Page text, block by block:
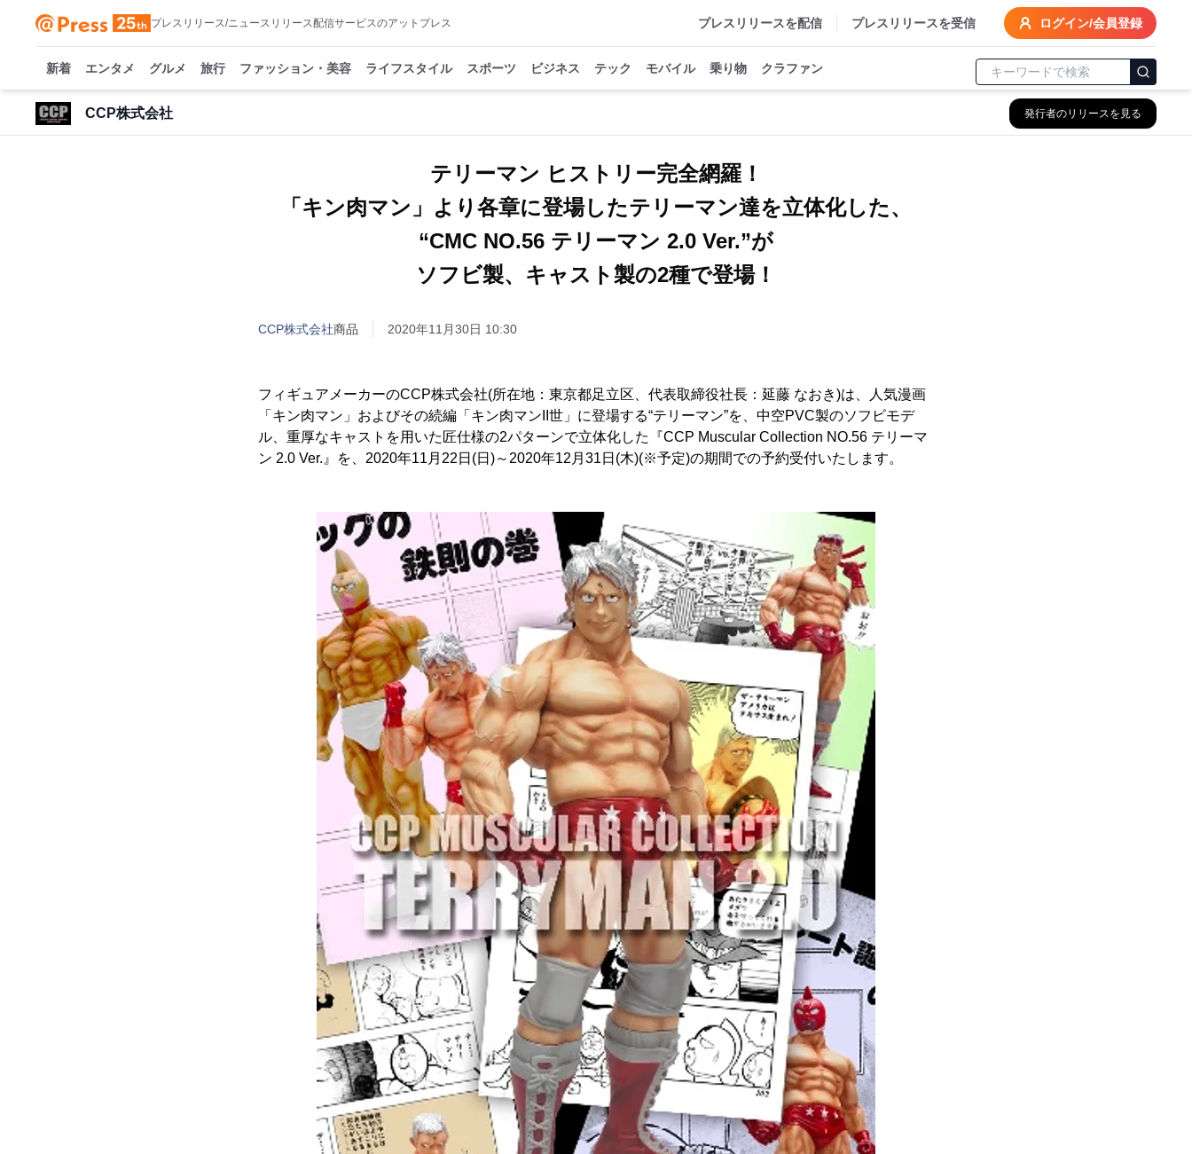
プレスリリース/ニュースリリース配信サービスのアットプレス プレスリリースを配信 プレスリリースを受信 ログイン/会員登録
新着 エンタメ グルメ 旅行 ファッション・美容 ライフスタイル スポーツ ビジネス テック モバイル 乗り物 クラファン
CCP株式会社 発行者のリリースを見る
テリーマン ヒストリー完全網羅！
「キン肉マン」より各章に登場したテリーマン達を立体化した、
“CMC NO.56 テリーマン 2.0 Ver.”が
ソフビ製、キャスト製の2種で登場！
CCP株式会社商品 2020年11月30日 10:30
フィギュアメーカーのCCP株式会社(所在地：東京都足立区、代表取締役社長：延藤 なおき)は、人気漫画
「キン肉マン」およびその続編「キン肉マンII世」に登場する“テリーマン”を、中空PVC製のソフビモデ
ル、重厚なキャストを用いた匠仕様の2パターンで立体化した『CCP Muscular Collection NO.56 テリーマ
ン 2.0 Ver.』を、2020年11月22日(日)～2020年12月31日(木)(※予定)の期間での予約受付いたします。